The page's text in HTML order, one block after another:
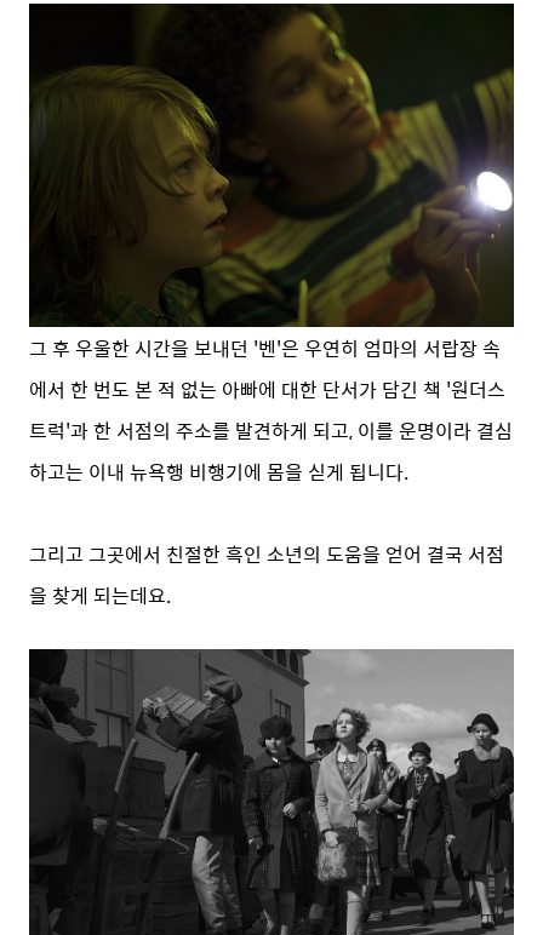
그 후 우울한 시간을 보내던 '벤'은 우연히 엄마의 서랍장 속
에서 한 번도 본 적 없는 아빠에 대한 단서가 담긴 책 '원더스
트럭'과 한 서점의 주소를 발견하게 되고, 이를 운명이라 결심
하고는 이내 뉴욕행 비행기에 몸을 싣게 됩니다.
그리고 그곳에서 친절한 흑인 소년의 도움을 얻어 결국 서점
을 찾게 되는데요.